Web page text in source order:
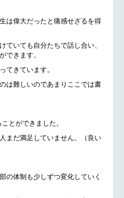
は偉大だったと痛感せざるを得
ていても自分たちで話し合い、
できます。
てきています。
は難しいのであまりここでは書
とができました。
まだ満足していません。（良い
の体制も少しずつ変化していく